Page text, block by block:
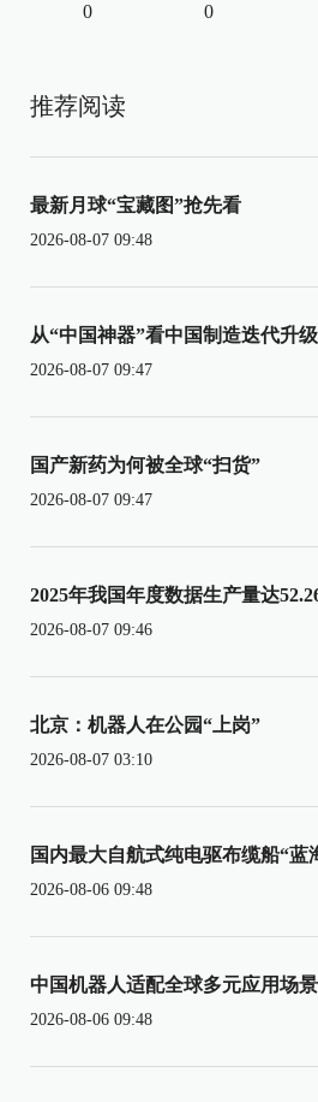
0 0
推荐阅读
最新月球“宝藏图”抢先看
2026-08-07 09:48
从“中国神器”看中国制造迭代升级
2026-08-07 09:47
国产新药为何被全球“扫货”
2026-08-07 09:47
2025年我国年度数据生产量达
2026-08-07 09:46
北京：机器人在公园“上岗”
2026-08-07 03:10
国内最大自航式纯电驱布缆船“蓝
2026-08-06 09:48
中国机器人适配全球多元应用场景
2026-08-06 09:48